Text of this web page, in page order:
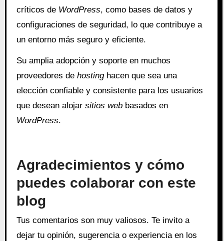
críticos de WordPress, como bases de datos y
configuraciones de seguridad, lo que contribuye a
un entorno más seguro y eficiente.
Su amplia adopción y soporte en muchos
proveedores de hostinghacen que sea una
elección confiable y consistente para los usuarios
que desean alojar sitios webbasados en
WordPress.
Agradecimientos y cómo
puedes colaborar con este
blog
Tus comentarios son muy valiosos. Te invito a
dejar tu opinión, sugerencia o experiencia en los